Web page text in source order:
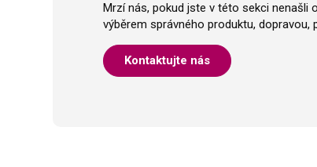
Mrzí nás, pokud jste v této sekci nenašli
výběrem správného produktu, dopravou,
Kontaktujte nás